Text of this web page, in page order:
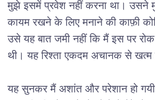
मुझे इसमें प्रवेश नहीं करना था। उसने
कायम रखने के लिए मनाने की काफ़ी
उसे यह बात जमी नहीं कि मैं इस पर रोक
थी। यह रिश्ता एकदम अचानक से खत्म
यह सुनकर मैं अशांत और परेशान हो